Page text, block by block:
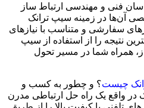
فنی و مهندسی ارتباط ساز
آن‌ها در زمینه سیپ ترانک
سفارشی و متناسب با نیازهای
نتیجه را از استفاده از سیپ
همراه شما در مسیر تحول
چیست؟ و چطور به کسب و
واقع یک راه حل ارتباطی مدرن